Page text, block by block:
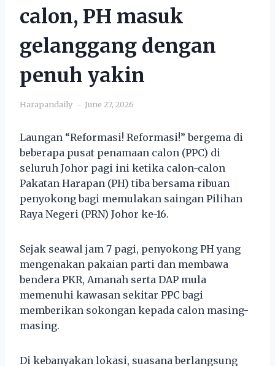
calon, PH masuk
gelanggang dengan
penuh yakin
Harapandaily June 27, 2026
Laungan “Reformasi! Reformasi!” bergema di
beberapa pusat penamaan calon (PPC) di
seluruh Johor pagi ini ketika calon-calon
Pakatan Harapan (PH) tiba bersama ribuan
penyokong bagi memulakan saingan Pilihan
Raya Negeri (PRN) Johor ke-16.
Sejak seawal jam 7 pagi, penyokong PH yang
mengenakan pakaian parti dan membawa
bendera PKR, Amanah serta DAP mula
memenuhi kawasan sekitar PPC bagi
memberikan sokongan kepada calon masing-
masing.
Di kebanyakan lokasi, suasana berlangsung